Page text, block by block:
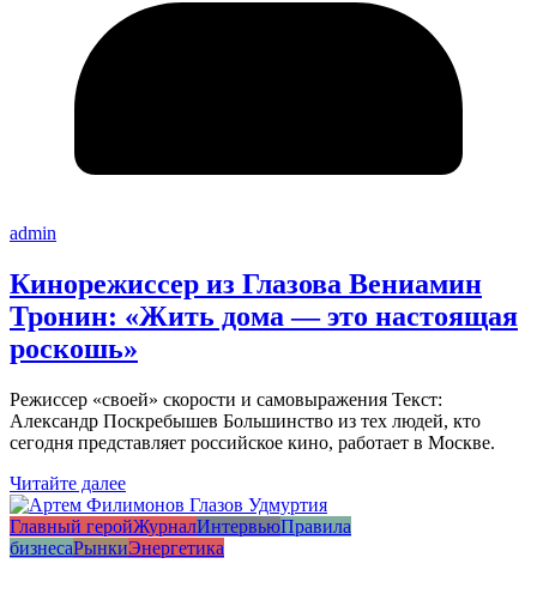
admin
Кинорежиссер из Глазова Вениамин
Тронин: «Жить дома — это настоящая
роскошь»
Режиссер «своей» скорости и самовыражения Текст:
Александр Поскребышев Большинство из тех людей, кто
сегодня представляет российское кино, работает в Москве.
Читайте далее
Главный геройЖурналИнтервьюПравила
бизнесаРынкиЭнергетика